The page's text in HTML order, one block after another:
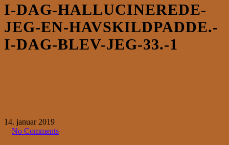
I-DAG-HALLUCINEREDE-
JEG-EN-HAVSKILDPADDE.-
I-DAG-BLEV-JEG-33.-1
14. januar 2019
No Comments